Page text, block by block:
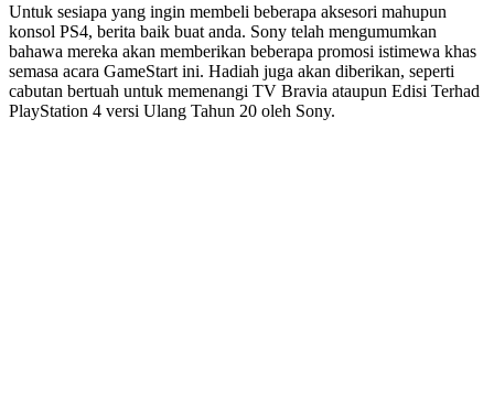
Untuk sesiapa yang ingin membeli beberapa aksesori mahupun
konsol PS4, berita baik buat anda. Sony telah mengumumkan
bahawa mereka akan memberikan beberapa promosi istimewa khas
semasa acara GameStart ini. Hadiah juga akan diberikan, seperti
cabutan bertuah untuk memenangi TV Bravia ataupun Edisi Terhad
PlayStation 4 versi Ulang Tahun 20 oleh Sony.